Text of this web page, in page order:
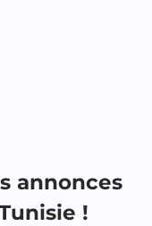
annonces
!